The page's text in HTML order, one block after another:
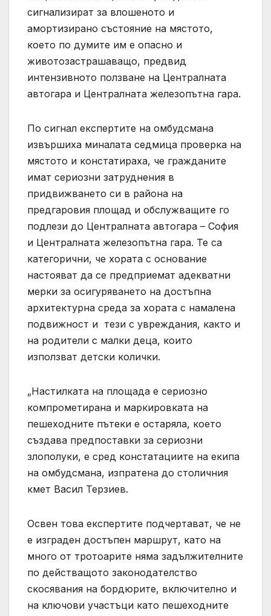
сигнализират за влошеното и
амортизирано състояние на мястото,
което по думите им е опасно и
животозастрашаващо, предвид
интензивното ползване на Централната
автогара и Централната железопътна гара.
По сигнал експертите на омбудсмана
извършиха миналата седмица проверка на
мястото и констатираха, че гражданите
имат сериозни затруднения в
придвижването си в района на
предгаровия площад и обслужващите го
подлези до Централната автогара – София
и Централната железопътна гара. Те са
категорични, че хората с основание
настояват да се предприемат адекватни
мерки за осигуряването на достъпна
архитектурна среда за хората с намалена
подвижност и тези с увреждания, както и
на родители с малки деца, които
използват детски колички.
„Настилката на площада е сериозно
компрометирана и маркировката на
пешеходните пътеки е остаряла, което
създава предпоставки за сериозни
злополуки, е сред констатациите на екипа
на омбудсмана, изпратена до столичния
кмет Васил Терзиев.
Освен това експертите подчертават, че не
е изграден достъпен маршрут, като на
много от тротоарите няма задължителните
по действащото законодателство
скосявания на бордюрите, включително и
на ключови участъци като пешеходните